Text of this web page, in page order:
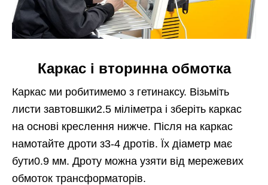
Каркас і вторинна обмотка
Каркас ми робитимемо з гетинаксу. Візьміть
листи завтовшки2.5 міліметра і зберіть каркас
на основі креслення нижче. Після на каркас
намотайте дроти з3-4 дротів. Їх діаметр має
бути0.9 мм. Дроту можна узяти від мережевих
обмоток трансформаторів.